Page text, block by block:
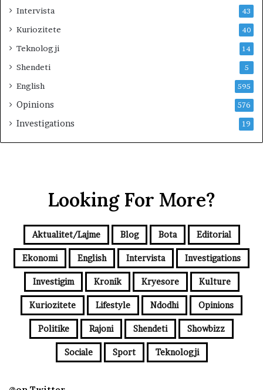
Intervista 43
Kuriozitete 40
Teknologji 14
Shendeti 5
English 595
Opinions 576
Investigations 19
Looking For More?
Aktualitet/Lajme Blog Bota Editorial
Ekonomi English Intervista Investigations
Investigim Kronik Kryesore Kulture
Kuriozitete Lifestyle Ndodhi Opinions
Politike Rajoni Shendeti Showbizz
Sociale Sport Teknologji